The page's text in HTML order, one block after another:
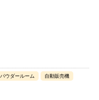
パウダールーム
自動販売機